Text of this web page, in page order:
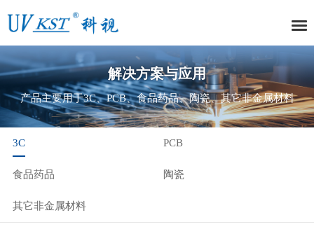
解决方案与应用
产品主要用于3C、PCB、食品药品、陶瓷、其它非金属材料
3C PCB
食品药品 陶瓷
其它非金属材料